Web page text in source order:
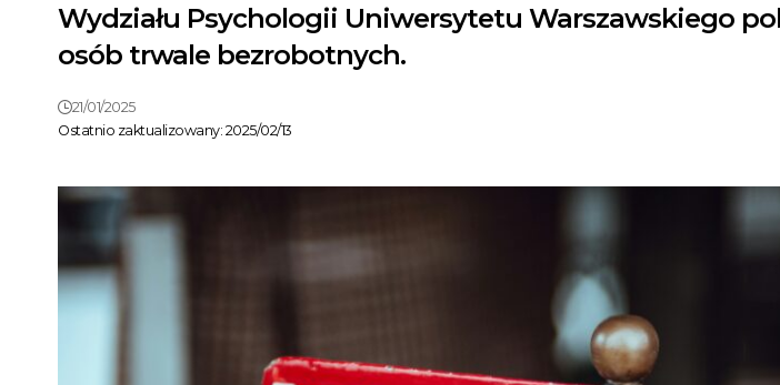
Wydziału Psychologii Uniwersytetu Warszawskiego
osób trwale bezrobotnych.
Ostatnio zaktualizowany: 2025/02/13
21/01/2025